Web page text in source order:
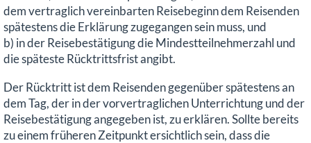
dem vertraglich vereinbarten Reisebeginn dem Reisenden
spätestens die Erklärung zugegangen sein muss, und
b) in der Reisebestätigung die Mindestteilnehmerzahl und
die späteste Rücktrittsfrist angibt.
Der Rücktritt ist dem Reisenden gegenüber spätestens an
dem Tag, der in der vorvertraglichen Unterrichtung und der
Reisebestätigung angegeben ist, zu erklären. Sollte bereits
zu einem früheren Zeitpunkt ersichtlich sein, dass die